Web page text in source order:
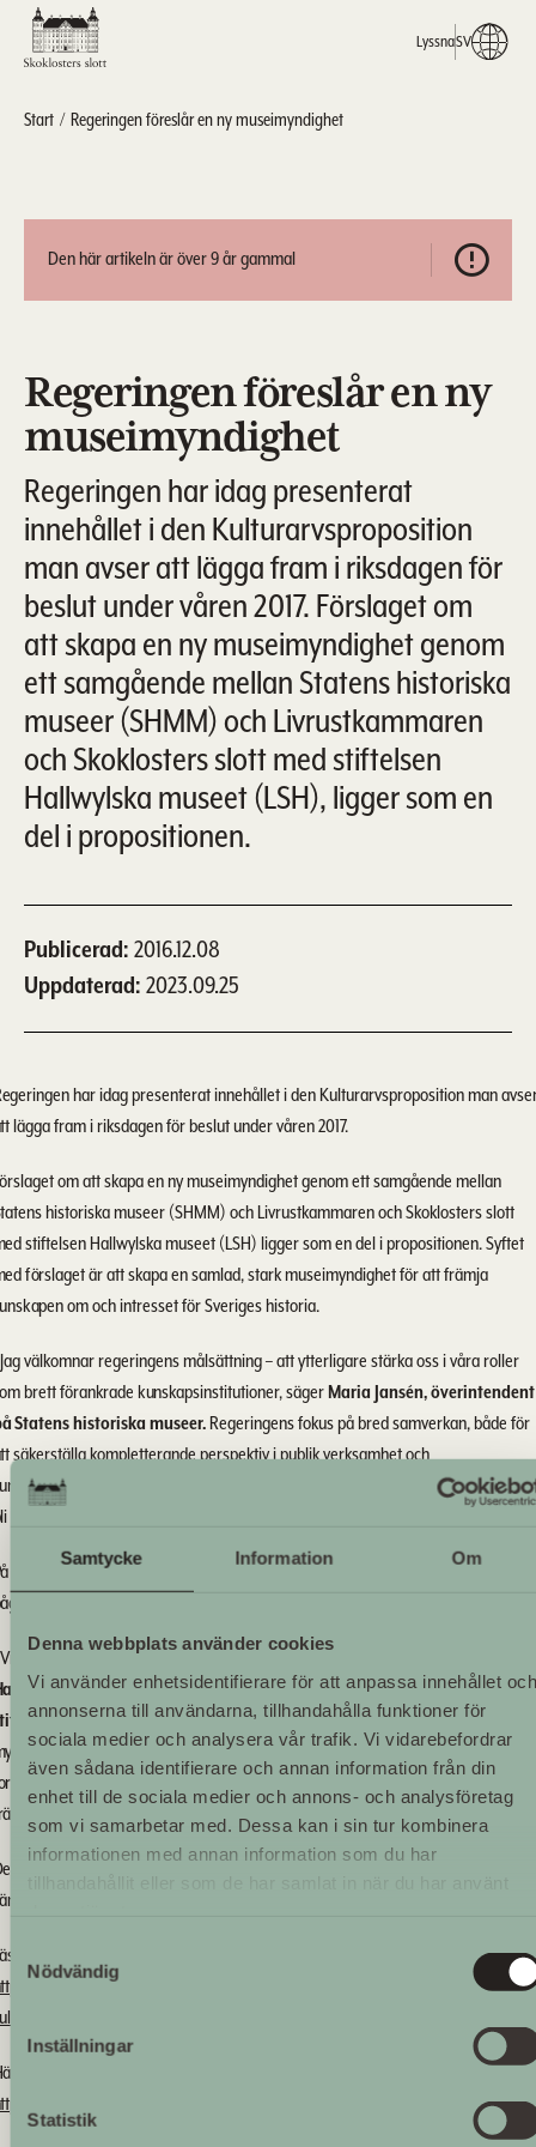
Samtycke Information Om
Denna webbplats använder cookies
Vi använder enhetsidentifierare för att anpassa innehållet och
annonserna till användarna, tillhandahålla funktioner för
sociala medier och analysera vår trafik. Vi vidarebefordrar
även sådana identifierare och annan information från din
enhet till de sociala medier och annons- och analysföretag
som vi samarbetar med. Dessa kan i sin tur kombinera
informationen med annan information som du har
Samtyckesval
Nödvändig
Inställningar
Statistik
LyssnaSV
Start Regeringen föreslår en ny museimyndighet
Den här artikeln är över 9 år gammal
Regeringen föreslår en ny
museimyndighet
Regeringen har idag presenterat
innehållet i den Kulturarvsproposition
man avser att lägga fram i riksdagen för
beslut under våren 2017. Förslaget om
att skapa en ny museimyndighet genom
ett samgående mellan Statens historiska
museer (SHMM) och Livrustkammaren
och Skoklosters slott med stiftelsen
Hallwylska museet (LSH), ligger som en
del i propositionen.
Publicerad 2016.12.08
Uppdaterad 2023.09.25
har idag presenterat innehållet i den Kulturarvsproposition man
lägga fram i riksdagen för beslut under våren 2017.
om att skapa en ny museimyndighet genom ett samgående mellan
historiska museer (SHMM) och Livrustkammaren och Skoklosters slott
stiftelsen Hallwylska museet (LSH) ligger som en del i propositionen. Syftet
förslaget är att skapa en samlad, stark museimyndighet för att främja
om och intresset för Sveriges historia.
välkomnar regeringens målsättning – att ytterligare stärka oss i våra roller
brett förankrade kunskapsinstitutioner, sägerMaria Jansén, överintendent
Statens historiska museer.Regeringens fokus på bred samverkan, både för
säkerställa kompletterande perspektiv i publik verksamhet och
är väldigt positivt. Jag är övertygad om att vi tillsammans
ännu bättre och vara en viktig resurs i samhället.
LSH och SHMM har gemensamma förberedelser inför beslutet om
sedan en tid. Dessa fortsätter nu enligt plan.
har börjat förbereda oss på ett stundande samgående, säger
,överintendent vid Livrustkammaren och Skoklosters slott med
Hallwylska museet. Jag kan med säkerhet säga att det i dessa båda
finns kompetens och kunnande som ger oss alla möjligheter att
utveckla våra verksamheter och tillsammans bli en stark museiaktör
kunskapen om och intresset för Sveriges historia.
nya myndigheten träder i kraft den 1 januari 2018. Slutligt beslut i frågan
i och med att Kulturarvspropositionen hanteras i Riksdagen i vår.
om förslaget på Kulturdepartementets hemsida:
www.regeringen.se/artiklar/2016/12/regeringen-foreslar-en-samlad-
är hela Kulturarvspropositionen/Lagrådsremissen:
www.regeringen.se/rattsdokument/lagradsremiss/2016/12/